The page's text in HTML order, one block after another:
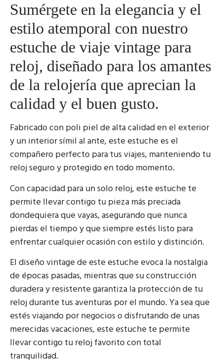
Sumérgete en la elegancia y el
estilo atemporal con nuestro
estuche de viaje vintage para
reloj, diseñado para los amantes
de la relojería que aprecian la
calidad y el buen gusto.
Fabricado con poli piel de alta calidad en el exterior
y un interior símil al ante, este estuche es el
compañero perfecto para tus viajes, manteniendo tu
reloj seguro y protegido en todo momento.
Con capacidad para un solo reloj, este estuche te
permite llevar contigo tu pieza más preciada
dondequiera que vayas, asegurando que nunca
pierdas el tiempo y que siempre estés listo para
enfrentar cualquier ocasión con estilo y distinción.
El diseño vintage de este estuche evoca la nostalgia
de épocas pasadas, mientras que su construcción
duradera y resistente garantiza la protección de tu
reloj durante tus aventuras por el mundo. Ya sea que
estés viajando por negocios o disfrutando de unas
merecidas vacaciones, este estuche te permite
llevar contigo tu reloj favorito con total
tranquilidad.